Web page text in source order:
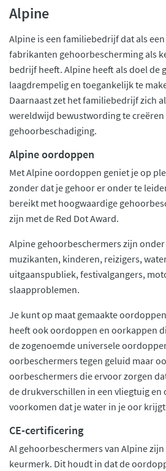
Alpine
Alpine is een familiebedrijf dat als
fabrikanten gehoorbescherming als
bedrijf heeft. Alpine heeft als doel de
laagdrempelig en toegankelijk te
Daarnaast zet het familiebedrijf zich
wereldwijd bewustwording te
gehoorbeschadiging.
Alpine oordoppen
Met Alpine oordoppen geniet je op
zonder dat je gehoor er onder te
bereikt met hoogwaardige
zijn met de Red Dot Award.
Alpine gehoorbeschermers zijn
muzikanten, kinderen, reizigers,
uitgaanspubliek, festivalgangers,
slaapproblemen.
Je kunt op maat gemaakte
heeft ook oordoppen en oorkappen
de zogenoemde universele
oorbeschermers tegen geluid maar
oorbeschermers die ervoor zorgen
de drukverschillen in een vliegtuig
voorkomen dat je water in je oor
CE-certificering
Al gehoorbeschermers van Alpine zijn
keurmerk. Dit houdt in dat de